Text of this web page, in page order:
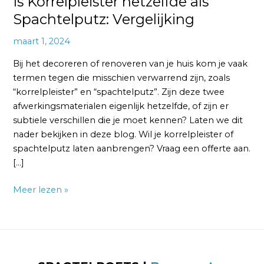
Spachtelputz: Vergelijking
maart 1, 2024
Bij het decoreren of renoveren van je huis kom je vaak
termen tegen die misschien verwarrend zijn, zoals
“korrelpleister” en “spachtelputz”. Zijn deze twee
afwerkingsmaterialen eigenlijk hetzelfde, of zijn er
subtiele verschillen die je moet kennen? Laten we dit
nader bekijken in deze blog. Wil je korrelpleister of
spachtelputz laten aanbrengen? Vraag een offerte aan.
[…]
Meer lezen »